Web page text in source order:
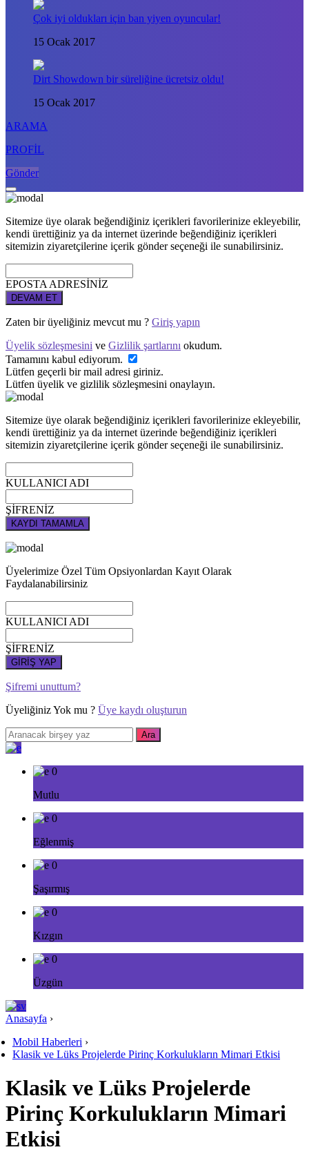
Çok iyi oldukları için ban yiyen oyuncular!
15 Ocak 2017
Dirt Showdown bir süreliğine ücretsiz oldu!
15 Ocak 2017
ARAMA
PROFİL
Gönder
Sitemize üye olarak beğendiğiniz içerikleri favorilerinize ekleyebilir,
kendi ürettiğiniz ya da internet üzerinde beğendiğiniz içerikleri
sitemizin ziyaretçilerine içerik gönder seçeneği ile sunabilirsiniz.
EPOSTA ADRESİNİZ
DEVAM ET
Zaten bir üyeliğiniz mevcut mu ? Giriş yapın
Üyelik sözleşmesini ve Gizlilik şartlarını okudum.
Tamamını kabul ediyorum.
Lütfen geçerli bir mail adresi giriniz.
Lütfen üyelik ve gizlilik sözleşmesini onaylayın.
Sitemize üye olarak beğendiğiniz içerikleri favorilerinize ekleyebilir,
kendi ürettiğiniz ya da internet üzerinde beğendiğiniz içerikleri
sitemizin ziyaretçilerine içerik gönder seçeneği ile sunabilirsiniz.
KULLANICI ADI
ŞİFRENİZ
KAYDI TAMAMLA
Üyelerimize Özel Tüm Opsiyonlardan Kayıt Olarak
Faydalanabilirsiniz
KULLANICI ADI
ŞİFRENİZ
GİRİŞ YAP
Şifremi unuttum?
Üyeliğiniz Yok mu ? Üye kaydı oluşturun
0
Mutlu
0
Eğlenmiş
0
Şaşırmış
0
Kızgın
0
Üzgün
Anasayfa ›
Mobil Haberleri ›
Klasik ve Lüks Projelerde Pirinç Korkulukların Mimari Etkisi
Klasik ve Lüks Projelerde
Pirinç Korkulukların Mimari
Etkisi